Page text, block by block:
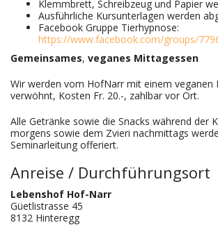
Klemmbrett, Schreibzeug und Papier
Ausführliche Kursunterlagen werden
Facebook Gruppe Tierhypnose:
https://www.facebook.com/groups/
Gemeinsames, veganes Mittagessen
Wir werden vom HofNarr mit einem veganen
verwöhnt, Kosten Fr. 20.-, zahlbar vor Ort.
Alle Getränke sowie die Snacks während der
morgens sowie dem Zvieri nachmittags
Seminarleitung offeriert.
Anreise / Durchführungsort
Lebenshof Hof-Narr
Güetlistrasse 45
8132 Hinteregg